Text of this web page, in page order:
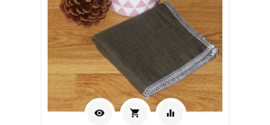
visibility shopping_cart equalizer